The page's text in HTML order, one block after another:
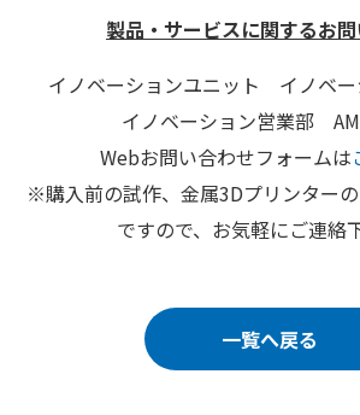
製品・サービスに関するお
イノベーションユニット イノベ
イノベーション営業部
Webお問い合わせフォームは
※購入前の試作、金属3Dプリンター
ですので、お気軽にご連絡
一覧へ戻る